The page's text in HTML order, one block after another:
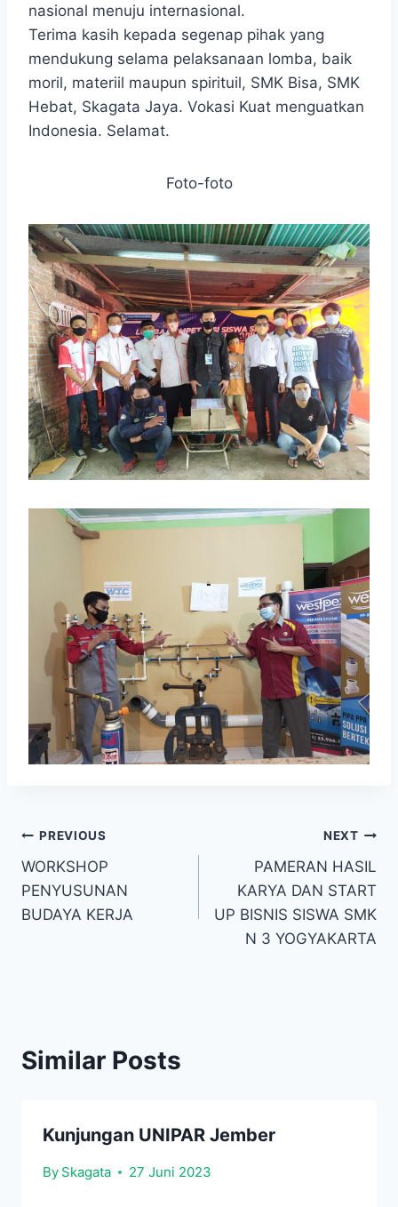
nasional menuju internasional.
Terima kasih kepada segenap pihak yang
mendukung selama pelaksanaan lomba, baik
moril, materiil maupun spirituil, SMK Bisa, SMK
Hebat, Skagata Jaya. Vokasi Kuat menguatkan
Indonesia. Selamat.
Foto-foto
Navigasi
pos
PREVIOUS
WORKSHOP
PENYUSUNAN
BUDAYA KERJA
NEXT
PAMERAN HASIL
KARYA DAN START
UP BISNIS SISWA SMK
N 3 YOGYAKARTA
Similar Posts
Kunjungan UNIPAR Jember
By Skagata 27 Juni 2023